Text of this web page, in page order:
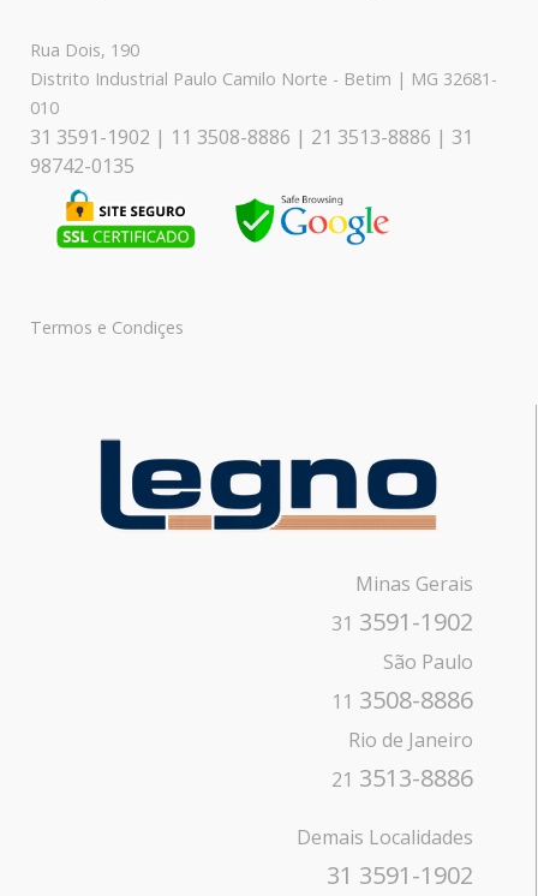
Rua Dois, 190
Distrito Industrial Paulo Camilo Norte - Betim | MG 32681-
010
31 3591-1902 | 11 3508-8886 | 21 3513-8886 | 31
98742-0135
Termos e Condiçes
Minas Gerais
31 3591-1902
São Paulo
11 3508-8886
Rio de Janeiro
21 3513-8886
Demais Localidades
31 3591-1902